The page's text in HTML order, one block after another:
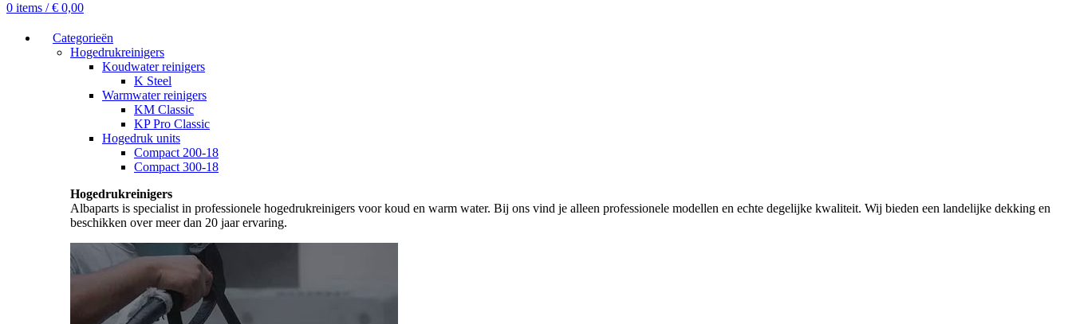
0 items / € 0,00
Categorieën
Hogedrukreinigers
Koudwater reinigers
K Steel
Warmwater reinigers
KM Classic
KP Pro Classic
Hogedruk units
Compact 200-18
Compact 300-18
Hogedrukreinigers
Albaparts is specialist in professionele hogedrukreinigers voor koud en warm water. Bij ons vind je alleen professionele modellen en echte degelijke kwaliteit. Wij bieden een landelijke dekking en
beschikken over meer dan 20 jaar ervaring.